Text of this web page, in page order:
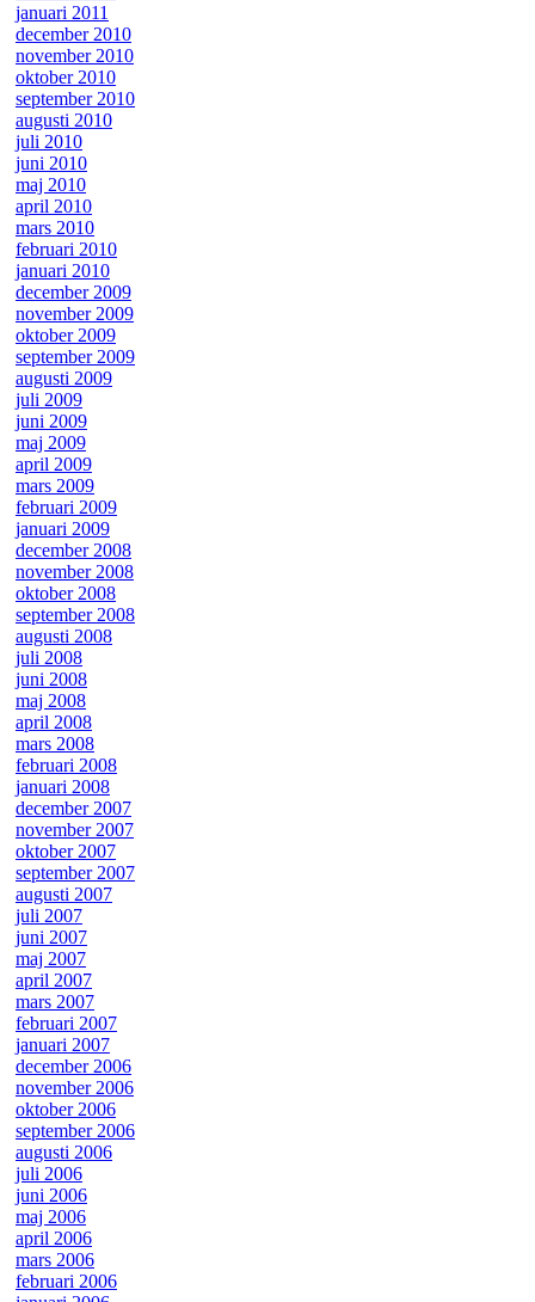
januari 2011
december 2010
november 2010
oktober 2010
september 2010
augusti 2010
juli 2010
juni 2010
maj 2010
april 2010
mars 2010
februari 2010
januari 2010
december 2009
november 2009
oktober 2009
september 2009
augusti 2009
juli 2009
juni 2009
maj 2009
april 2009
mars 2009
februari 2009
januari 2009
december 2008
november 2008
oktober 2008
september 2008
augusti 2008
juli 2008
juni 2008
maj 2008
april 2008
mars 2008
februari 2008
januari 2008
december 2007
november 2007
oktober 2007
september 2007
augusti 2007
juli 2007
juni 2007
maj 2007
april 2007
mars 2007
februari 2007
januari 2007
december 2006
november 2006
oktober 2006
september 2006
augusti 2006
juli 2006
juni 2006
maj 2006
april 2006
mars 2006
februari 2006